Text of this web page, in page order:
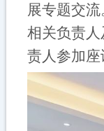
展专题交
相关负责
责人参加座